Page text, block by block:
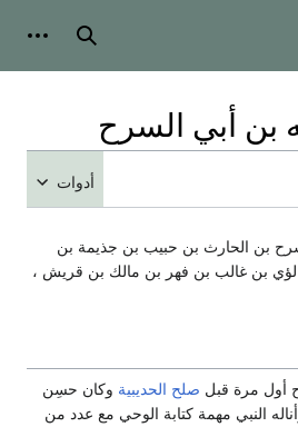
بحث
بن أبي السرح
أدوات
بن الحارث بن حبيب بن جذيمة بن
بن غالب بن فهر بن مالك بن قريش ،
أول مرة قبل صلح الحديبية وكان حسِن
النبي مهمة كتابة الوحي مع عدد من